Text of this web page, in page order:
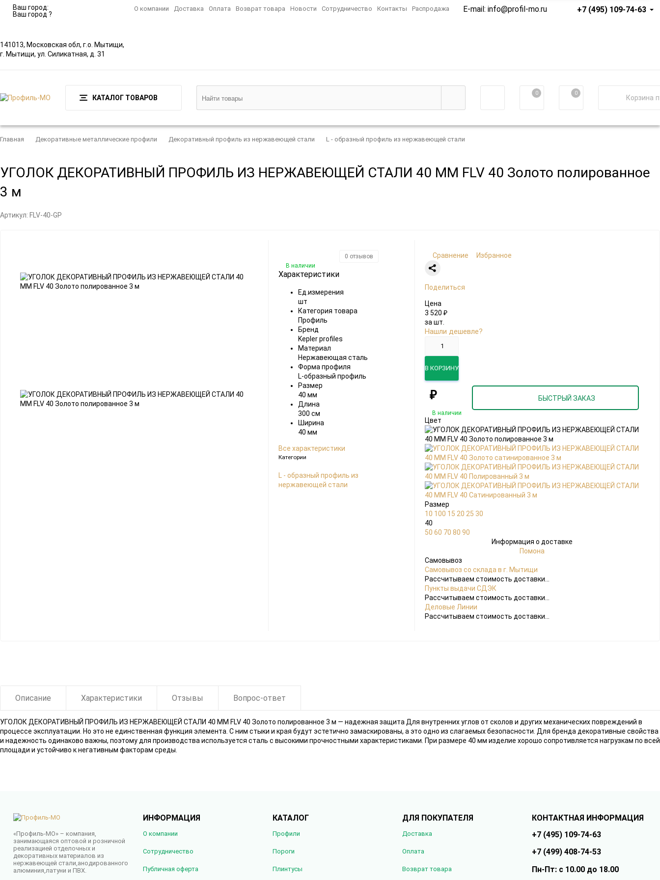
Ваш город:
Ваш город ?
141013, Московская обл, г.о. Мытищи,
г. Мытищи, ул. Силикатная, д. 31
О компании Доставка Оплата Возврат товара Новости Сотрудничество Контакты Распродажа E-mail:info@profil-mo.ru +7 (495) 109-74-63
КАТАЛОГ ТОВАРОВ
0 0
Корзина
Главная Декоративные металлические профили Декоративный профиль из нержавеющей стали L - образный профиль из нержавеющей стали
УГОЛОК ДЕКОРАТИВНЫЙ ПРОФИЛЬ ИЗ НЕРЖАВЕЮЩЕЙ СТАЛИ 40 ММ FLV 40 Золото полированное
3 м
Артикул: FLV-40-GP
0 отзывов
В наличии
Характеристики
Ед.измерения
шт
Категория товара
Профиль
Бренд
Kepler profiles
Материал
Нержавеющая сталь
Форма профиля
L-образный профиль
Размер
40 мм
Длина
300 см
Ширина
40 мм
Все характеристики
Категории
L - образный профиль из
нержавеющей стали
Сравнение Избранное
Поделиться
Цена
3 520 ₽
за шт.
Нашли дешевле?
В КОРЗИНУ
₽ БЫСТРЫЙ ЗАКАЗ
В наличии
Цвет
Размер
10 100 15 20 25 30
40
50 60 70 80 90
Информация о доставке
Помона
Самовывоз
Самовывоз со склада в г. Мытищи
Рассчитываем стоимость доставки...
Пункты выдачи СДЭК
Рассчитываем стоимость доставки...
Деловые Линии
Рассчитываем стоимость доставки...
Описание Характеристики Отзывы Вопрос-ответ
УГОЛОК ДЕКОРАТИВНЫЙ ПРОФИЛЬ ИЗ НЕРЖАВЕЮЩЕЙ СТАЛИ 40 ММ FLV 40 Золото полированное 3 м — надежная защита Для внутренних углов от сколов и других механических повреждений в
процессе эксплуатации. Но это не единственная функция элемента. С ним стыки и края будут эстетично замаскированы, а это одно из слагаемых безопасности. Для бренда декоративные свойства
и надежность одинаково важны, поэтому для производства используется сталь с высокими прочностными характеристиками. При размере 40 мм изделие хорошо сопротивляется нагрузкам по всей
площади и устойчиво к негативным факторам среды.
«Профиль-МО» – компания,
занимающаяся оптовой и розничной
реализацией отделочных и
декоративных материалов из
нержавеющей стали,анодированного
алюминия,латуни и ПВХ.
ИНФОРМАЦИЯ
О компании
Сотрудничество
Публичная оферта
КАТАЛОГ
Профили
Пороги
Плинтусы
ДЛЯ ПОКУПАТЕЛЯ
Доставка
Оплата
Возврат товара
КОНТАКТНАЯ ИНФОРМАЦИЯ
+7 (495) 109-74-63
+7 (499) 408-74-53
Пн-Пт: с 10.00 до 18.00